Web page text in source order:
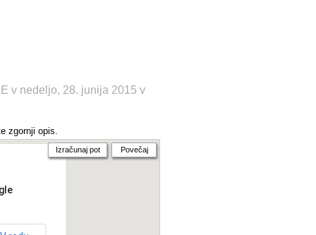
v nedeljo, 28. junija 2015 v
zgornji opis.
Izračunaj pot Povečaj